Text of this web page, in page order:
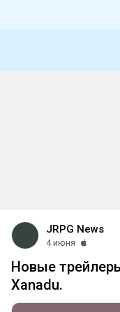
JRPG News
4 июня
Новые
Xanadu.